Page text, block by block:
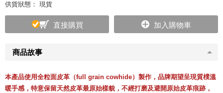
商品故事
本產品使用全粒面皮革（full grain cowhide） 製作，品牌期望呈現質樸溫
暖手感，特意保留天然皮革最原始樣貌，不經打磨及避開原始皮革痕跡，
供貨狀態： 現貨
直接購買 加入購物車